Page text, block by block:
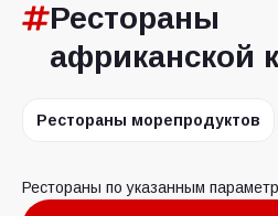
Рестораны
африканской
Рестораны морепродуктов
Рестораны по указанным